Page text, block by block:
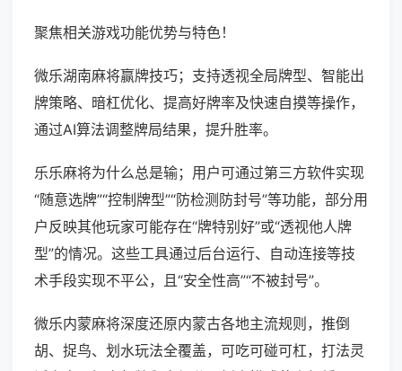
聚焦相关游戏功能优势与特色！
微乐湖南麻将赢牌技巧；支持透视全局牌型、智能出
牌策略、暗杠优化、提高好牌率及快速自摸等操作，
通过AI算法调整牌局结果，提升胜率。
乐乐麻将为什么总是输；用户可通过第三方软件实现
“随意选牌”“控制牌型”“防检测防封号”等功能，部分用
户反映其他玩家可能存在“牌特别好”或“透视他人牌
型”的情况。这些工具通过后台运行、自动连接等技
术手段实现不平公，且“安全性高”“不被封号”。
微乐内蒙麻将深度还原内蒙古各地主流规则，推倒
胡、捉鸟、划水玩法全覆盖，可吃可碰可杠，打法灵